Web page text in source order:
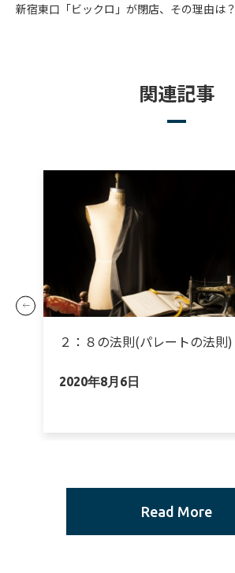
新宿東口「ビックロ」が閉店、その理由は？
関連記事
２：８の法則(パレートの法則)
2020年8月6日
Read More